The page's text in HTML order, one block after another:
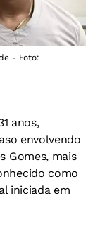
- Foto:
anos,
envolvendo
Gomes, mais
como
iniciada em